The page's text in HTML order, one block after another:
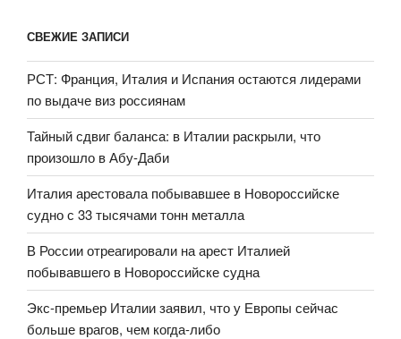
СВЕЖИЕ ЗАПИСИ
РСТ: Франция, Италия и Испания остаются лидерами
по выдаче виз россиянам
Тайный сдвиг баланса: в Италии раскрыли, что
произошло в Абу-Даби
Италия арестовала побывавшее в Новороссийске
судно с 33 тысячами тонн металла
В России отреагировали на арест Италией
побывавшего в Новороссийске судна
Экс-премьер Италии заявил, что у Европы сейчас
больше врагов, чем когда-либо